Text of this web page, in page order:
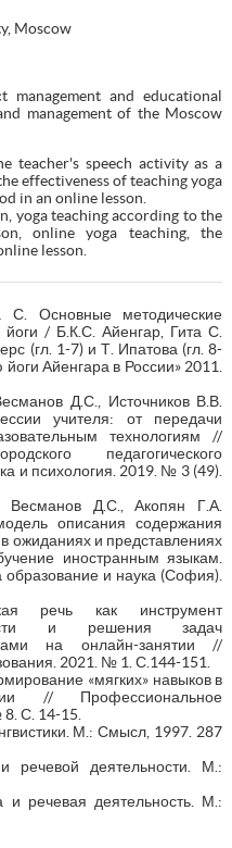
Moscow
and educational
management of the Moscow
teacher's speech activity as a
effectiveness of teaching yoga
in an online lesson.
yoga teaching according to the
online yoga teaching, the
lesson.
С. Основные методические
/ Б.К.С. Айенгар, Гита С.
(гл. 1-7) и Т. Ипатова (гл. 8-
Айенгара в России» 2011.
Д.С., Источников В.В.
учителя: от передачи
технологиям //
педагогического
и психология. 2019. № 3 (49).
Д.С., Акопян Г.А.
описания содержания
ожиданиях и представлениях
иностранным языкам.
образование и наука (София).
речь как инструмент
и решения задач
на онлайн-занятии //
2021. № 1. С.144-151.
«мягких» навыков в
// Профессиональное
С. 14-15.
М.: Смысл, 1997. 287
речевой деятельности. М.:
речевая деятельность. М.: